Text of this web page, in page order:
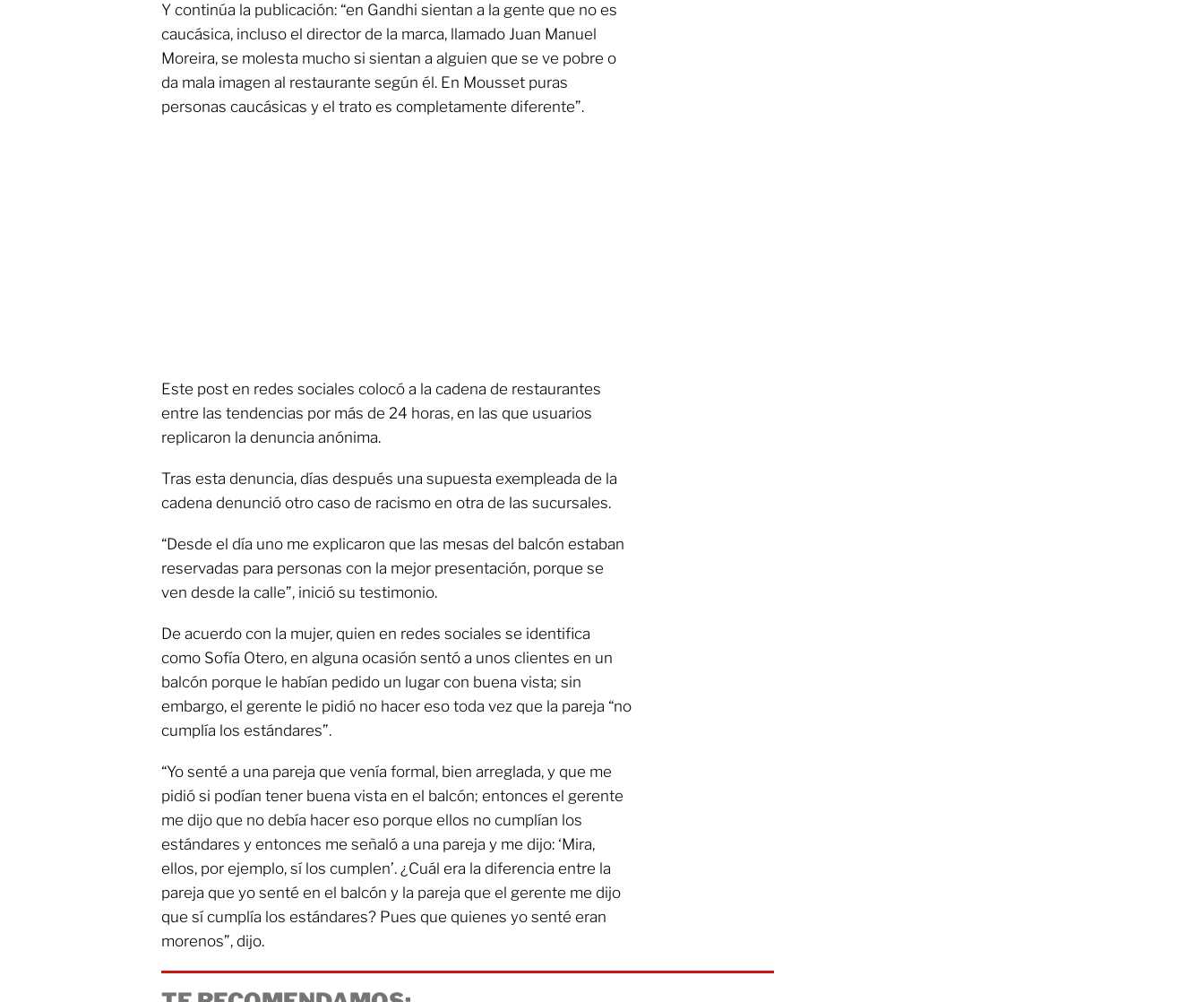
Y continúa la publicación: “en Gandhi sientan a la gente que no es
caucásica, incluso el director de la marca, llamado Juan Manuel
Moreira, se molesta mucho si sientan a alguien que se ve pobre o
da mala imagen al restaurante según él. En Mousset puras
personas caucásicas y el trato es completamente diferente”.
Este post en redes sociales colocó a la cadena de restaurantes
entre las tendencias por más de 24 horas, en las que usuarios
replicaron la denuncia anónima.
Tras esta denuncia, días después una supuesta exempleada de la
cadena denunció otro caso de racismo en otra de las sucursales.
“Desde el día uno me explicaron que las mesas del balcón estaban
reservadas para personas con la mejor presentación, porque se
ven desde la calle”, inició su testimonio.
De acuerdo con la mujer, quien en redes sociales se identifica
como Sofía Otero, en alguna ocasión sentó a unos clientes en un
balcón porque le habían pedido un lugar con buena vista; sin
embargo, el gerente le pidió no hacer eso toda vez que la pareja “no
cumplía los estándares”.
“Yo senté a una pareja que venía formal, bien arreglada, y que me
pidió si podían tener buena vista en el balcón; entonces el gerente
me dijo que no debía hacer eso porque ellos no cumplían los
estándares y entonces me señaló a una pareja y me dijo: ‘Mira,
ellos, por ejemplo, sí los cumplen’. ¿Cuál era la diferencia entre la
pareja que yo senté en el balcón y la pareja que el gerente me dijo
que sí cumplía los estándares? Pues que quienes yo senté eran
morenos”, dijo.